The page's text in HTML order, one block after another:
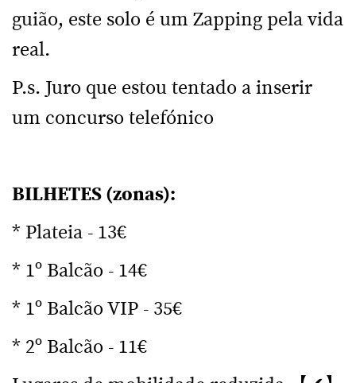
guião, este solo é um Zapping pela vida
real.
P.s. Juro que estou tentado a inserir
um concurso telefónico
BILHETES (zonas):
* Plateia - 13€
* 1º Balcão - 14€
* 1º Balcão VIP - 35€
* 2º Balcão - 11€